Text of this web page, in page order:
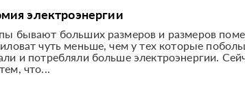
электроэнергии
бывают больших размеров и размеров
чуть меньше, чем у тех которые
и потребляли больше электроэнергии.
что...